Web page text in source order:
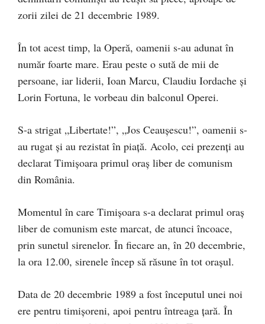
zorii zilei de 21 decembrie 1989.
În tot acest timp, la Operă, oamenii s-au adunat în
număr foarte mare. Erau peste o sută de mii de
persoane, iar liderii, Ioan Marcu, Claudiu Iordache și
Lorin Fortuna, le vorbeau din balconul Operei.
S-a strigat „Libertate!”, „Jos Ceaușescu!”, oamenii s-
au rugat și au rezistat în piață. Acolo, cei prezenţi au
declarat Timişoara primul oraş liber de comunism
din România.
Momentul în care Timișoara s-a declarat primul oraș
liber de comunism este marcat, de atunci încoace,
prin sunetul sirenelor. În fiecare an, în 20 decembrie,
la ora 12.00, sirenele încep să răsune în tot orașul.
Data de 20 decembrie 1989 a fost începutul unei noi
ere pentru timișoreni, apoi pentru întreaga țară. În